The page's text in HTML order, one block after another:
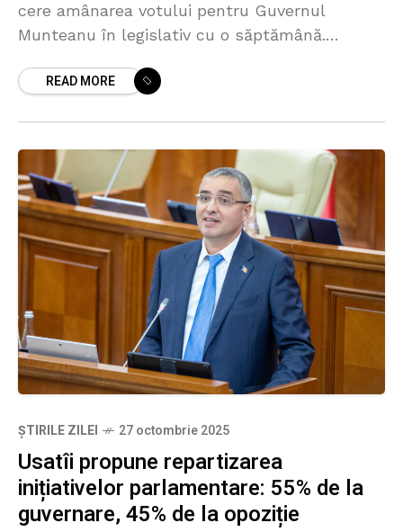
cere amânarea votului pentru Guvernul
Munteanu în legislativ cu o săptămână.
crearea unui grup de lucru, format din
READ MORE
ȘTIRILE ZILEI 27 octombrie 2025
Usatîi propune repartizarea
inițiativelor parlamentare: 55% de la
guvernare, 45% de la opoziție